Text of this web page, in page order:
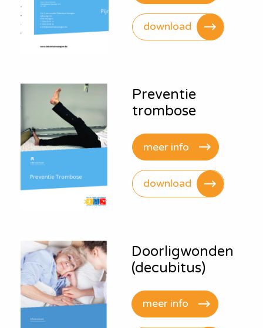
download
Preventie
trombose
meer info
download
Doorligwonden
(decubitus)
meer info